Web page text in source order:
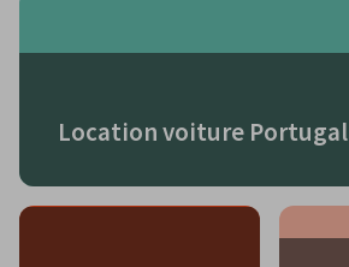
Location voiture Portugal